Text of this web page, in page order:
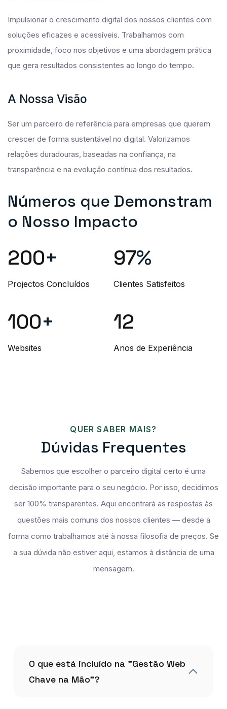
Impulsionar o crescimento digital dos nossos clientes com
soluções eficazes e acessíveis. Trabalhamos com
proximidade, foco nos objetivos e uma abordagem prática
que gera resultados consistentes ao longo do tempo.
A NOSSA VISÃO
Ser um parceiro de referência para empresas que querem
crescer de forma sustentável no digital. Valorizamos
relações duradouras, baseadas na confiança, na
transparência e na evolução contínua dos resultados.
Números que Demonstram
o Nosso Impacto
200+
Projectos Concluídos
97%
Clientes Satisfeitos
100+
Websites
12
Anos de Experiência
QUER SABER MAIS?
DÚVIDAS FREQUENTES
Sabemos que escolher o parceiro digital certo é uma
decisão importante para o seu negócio. Por isso, decidimos
ser 100% transparentes. Aqui encontrará as respostas às
questões mais comuns dos nossos clientes — desde a
forma como trabalhamos até à nossa filosofia de preços. Se
a sua dúvida não estiver aqui, estamos à distância de uma
mensagem.
O que está incluído na "Gestão Web
Chave na Mão"?